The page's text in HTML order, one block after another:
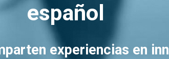
español
experiencias en